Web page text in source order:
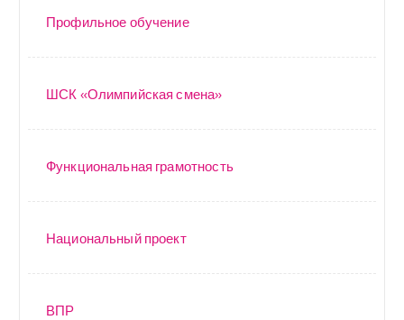
Профильное обучение
ШСК «Олимпийская смена»
Функциональная грамотность
Национальный проект
ВПР